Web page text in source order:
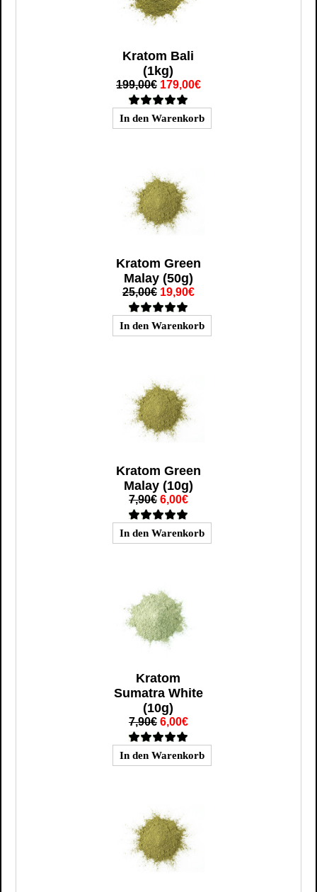
Kratom Bali
(1kg)
199,00€ 179,00€
Kratom Green
Malay (50g)
25,00€ 19,90€
Kratom Green
Malay (10g)
7,90€ 6,00€
Kratom
Sumatra White
(10g)
7,90€ 6,00€